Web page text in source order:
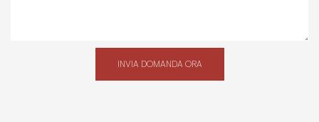
INVIA DOMANDA ORA